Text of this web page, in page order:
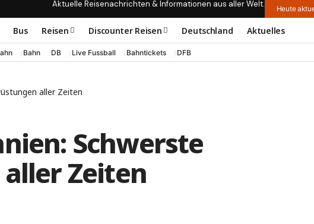
Aktuelle Reisenachrichten & Informationen aus aller Welt. Heute
Bus Reisen Discounter Reisen Deutschland Aktuelles
Bahn DB Live Fussball Bahntickets DFB
aller Zeiten
Schwerste
Zeiten